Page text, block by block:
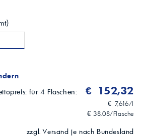
für 4 Flaschen: € 152,32
€ 7,616/l
€ 38,08/Flasche
zzgl. Versand je nach Bundesland